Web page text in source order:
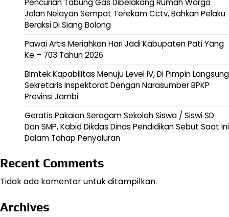
Pencurian Tabung Gas Dibelakang Rumah Warga
Jalan Nelayan Sempat Terekam Cctv, Bahkan Pelaku
Beraksi Di Siang Bolong
Pawai Artis Meriahkan Hari Jadi Kabupaten Pati Yang
Ke – 703 Tahun 2026
Bimtek Kapabilitas Menuju Level IV, Di Pimpin Langsung
Sekretaris Inspektorat Dengan Narasumber BPKP
Provinsi Jambi
Geratis Pakaian Seragam Sekolah Siswa / Siswi SD
Dan SMP, Kabid Dikdas Dinas Pendidikan Sebut Saat Ini
Dalam Tahap Penyaluran
Recent Comments
Tidak ada komentar untuk ditampilkan.
Archives